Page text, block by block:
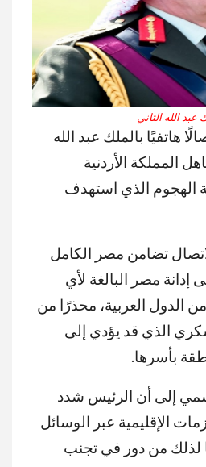
عبد الله الثاني
هاتفيًا بالملك عبد الله
المملكة الأردنية
الهجوم الذي استهدف
تضامن مصر الكامل
إدانة مصر البالغة لأي
الدول العربية، محذرًا من
الذي قد يؤدي إلى
بأسرها.
إلى أن الرئيس شدد
الإقليمية عبر الوسائل
لذلك من دور في تجنب